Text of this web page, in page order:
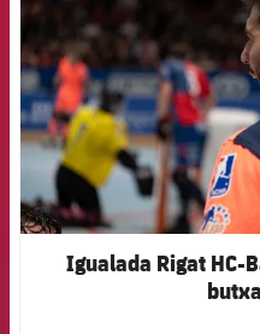
Igualada Rigat HC-